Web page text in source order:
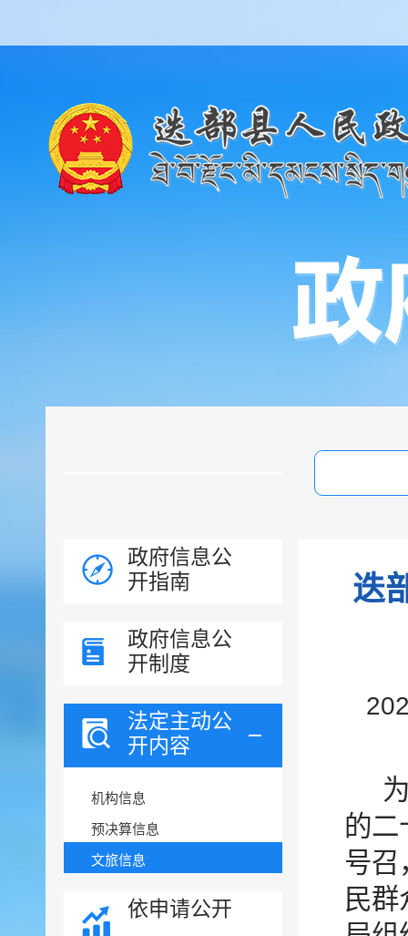
政府信息公
开指南
政府信息公
开制度
法定主动公
开内容
机构信息
预决算信息
文旅信息
依申请公开
迭
的二
号召
民群